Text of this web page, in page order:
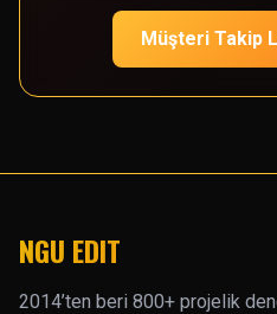
Müşteri Takip
NGU EDIT
2014’ten beri 800+ projelik